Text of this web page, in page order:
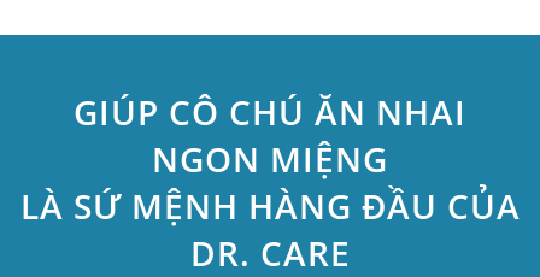
GIÚP CÔ CHÚ ĂN NHAI
NGON MIỆNG
LÀ SỨ MỆNH HÀNG ĐẦU CỦA
DR. CARE